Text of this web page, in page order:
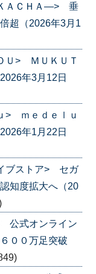
ＡＣＨＡ―> 垂
超（2026年3月1
Ｕ> ＭＵＫＵＴ
年3月12日
> ｍｅｄｅｌｕ
年1月22日
ブストア> セガ
知度拡大へ（20
公式オンライン
００万足突破